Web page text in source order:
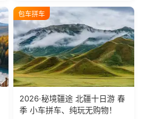
瓦人最大村落——禾木村，欣赏
晨雾与小木...
包车拼车
2026·秘境疆途 北疆十日游 春
季 小车拼车、纯玩无购物！